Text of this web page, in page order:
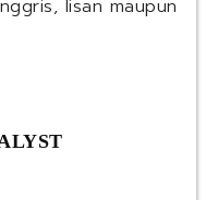
lisan maupun